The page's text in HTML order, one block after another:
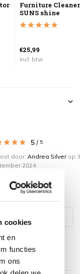
cookies
en
functies
ons
Furniture Cleaner
SUNS shine
€25,99
Incl. btw
5 / 5
door: Andrea Silverop 3
2024
mooi ,zit heerlijk!